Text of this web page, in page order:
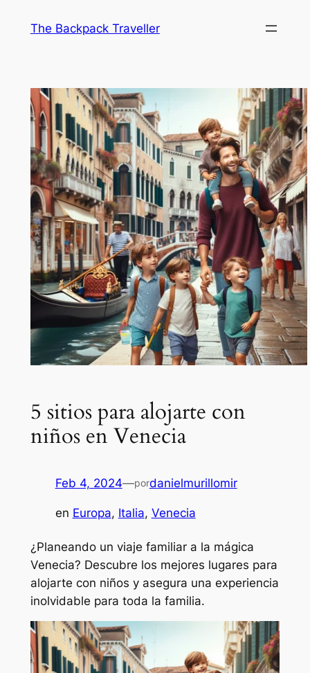
The Backpack Traveller
5 sitios para alojarte con
niños en Venecia
Feb 4, 2024—pordanielmurillomir
en Europa, Italia, Venecia
¿Planeando un viaje familiar a la mágica
Venecia? Descubre los mejores lugares para
alojarte con niños y asegura una experiencia
inolvidable para toda la familia.